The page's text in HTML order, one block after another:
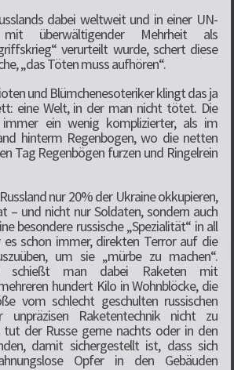
dabei weltweit und in einer UN-
mit überwältigender Mehrheit als
verurteilt wurde, schert diese
„das Töten muss aufhören“.
und Blümchenesoteriker klingt das ja
eine Welt, in der man nicht tötet. Die
ein wenig komplizierter, als im
hinterm Regenbogen, wo die netten
Tag Regenbögen furzen und Ringelrein
nur 20% der Ukraine okkupieren,
– und nicht nur Soldaten, sondern auch
besondere russische „Spezialität“ in all
es schon immer, direkten Terror auf die
um sie „mürbe zu machen“.
schießt man dabei Raketen mit
hundert Kilo in Wohnblöcke, die
vom schlecht geschulten russischen
Raketentechnik nicht zu
tut der Russe gerne nachts oder in den
damit sichergestellt ist, dass sich
Opfer in den Gebäuden